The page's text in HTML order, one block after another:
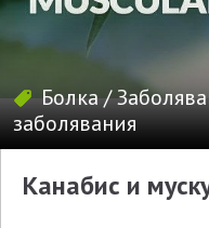
Болка/
заболявания
Канабис и